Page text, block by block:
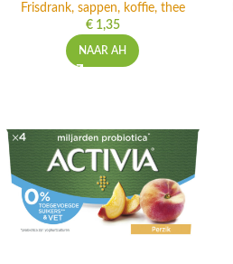
Frisdrank, sappen, koffie, thee
€1,35
NAAR AH